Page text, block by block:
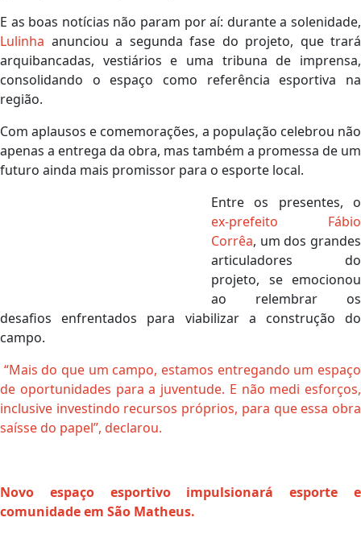
E as boas notícias não param por aí: durante a solenidade,
Lulinha anunciou a segunda fase do projeto, que trará
arquibancadas, vestiários e uma tribuna de imprensa,
consolidando o espaço como referência esportiva na
região.
Com aplausos e comemorações, a população celebrou não
apenas a entrega da obra, mas também a promessa de um
futuro ainda mais promissor para o esporte local.
Entre os presentes, o
ex-prefeito Fábio
Corrêa, um dos grandes
articuladores do
projeto, se emocionou
ao relembrar os
desafios enfrentados para viabilizar a construção do
campo.
“Mais do que um campo, estamos entregando um espaço
de oportunidades para a juventude. E não medi esforços,
inclusive investindo recursos próprios, para que essa obra
saísse do papel”, declarou.
Novo espaço esportivo impulsionará esporte e
comunidade em São Matheus.